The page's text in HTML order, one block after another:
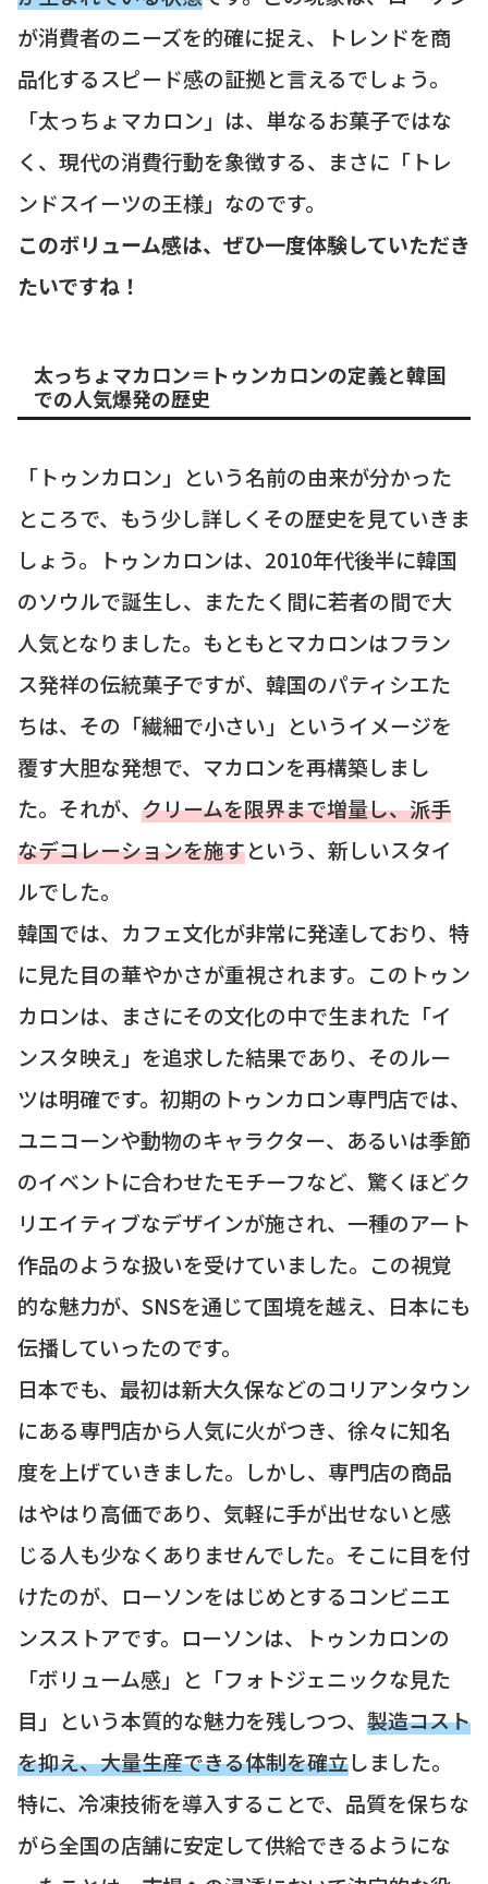
が消費者のニーズを的確に捉え、トレンドを商
品化するスピード感の証拠と言えるでしょう。
「太っちょマカロン」は、単なるお菓子ではな
く、現代の消費行動を象徴する、まさに「トレ
ンドスイーツの王様」なのです。
このボリューム感は、ぜひ一度体験していただき
たいですね！
太っちょマカロン＝トゥンカロンの定義と韓国
での人気爆発の歴史
「トゥンカロン」という名前の由来が分かった
ところで、もう少し詳しくその歴史を見ていきま
しょう。トゥンカロンは、2010年代後半に韓国
のソウルで誕生し、またたく間に若者の間で大
人気となりました。もともとマカロンはフラン
ス発祥の伝統菓子ですが、韓国のパティシエた
ちは、その「繊細で小さい」というイメージを
覆す大胆な発想で、マカロンを再構築しまし
た。それが、 クリームを限界まで増量し、派手
なデコレーションを施すという、新しいスタイ
ルでした。
韓国では、カフェ文化が非常に発達しており、特
に見た目の華やかさが重視されます。このトゥン
カロンは、まさにその文化の中で生まれた「イ
ンスタ映え」を追求した結果であり、そのルー
ツは明確です。初期のトゥンカロン専門店では、
ユニコーンや動物のキャラクター、あるいは季節
のイベントに合わせたモチーフなど、驚くほどク
リエイティブなデザインが施され、一種のアート
作品のような扱いを受けていました。この視覚
的な魅力が、SNSを通じて国境を越え、日本にも
伝播していったのです。
日本でも、最初は新大久保などのコリアンタウン
にある専門店から人気に火がつき、徐々に知名
度を上げていきました。しかし、専門店の商品
はやはり高価であり、気軽に手が出せないと感
じる人も少なくありませんでした。そこに目を付
けたのが、ローソンをはじめとするコンビニエ
ンスストアです。ローソンは、トゥンカロンの
「ボリューム感」と「フォトジェニックな見た
目」という本質的な魅力を残しつつ、 製造コスト
を抑え、大量生産できる体制を確立しました。
特に、冷凍技術を導入することで、品質を保ちな
がら全国の店舗に安定して供給できるようにな